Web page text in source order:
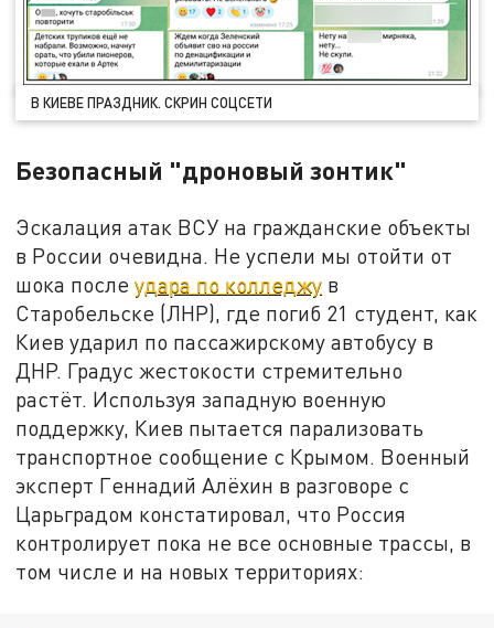
В КИЕВЕ ПРАЗДНИК. СКРИН СОЦСЕТИ
Безопасный "дроновый зонтик"
Эскалация атак ВСУ на гражданские объекты
в России очевидна. Не успели мы отойти от
шока послеудара по колледжу в
Старобельске (ЛНР), где погиб 21 студент, как
Киев ударил по пассажирскому автобусу в
ДНР. Градус жестокости стремительно
растёт. Используя западную военную
поддержку, Киев пытается парализовать
транспортное сообщение с Крымом. Военный
эксперт Геннадий Алёхин в разговоре с
Царьградом констатировал, что Россия
контролирует пока не все основные трассы, в
том числе и на новых территориях: